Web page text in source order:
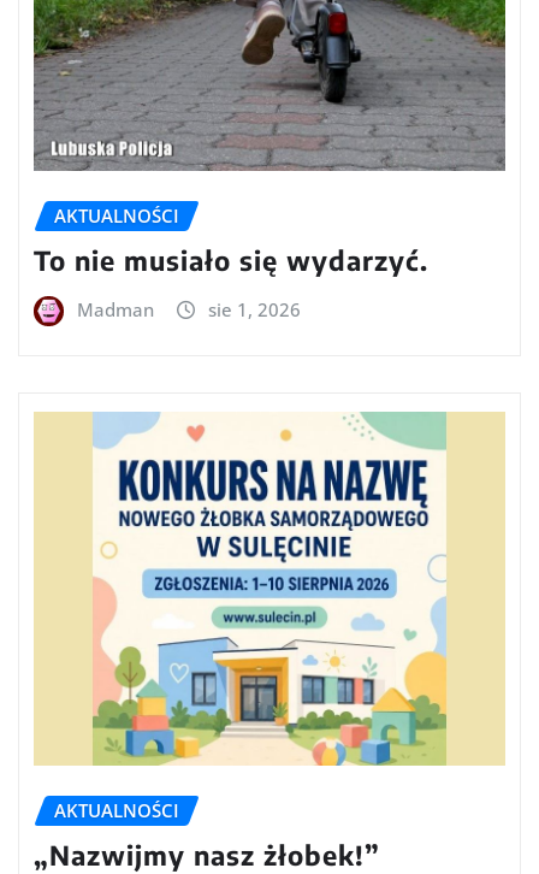
AKTUALNOŚCI
To nie musiało się wydarzyć.
Madman sie 1, 2026
AKTUALNOŚCI
„Nazwijmy nasz żłobek!”